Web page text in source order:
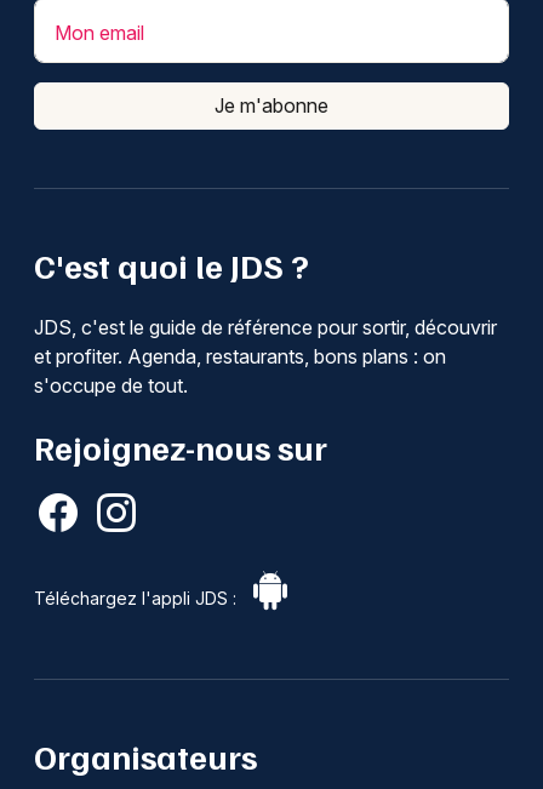
C'est quoi le JDS ?
JDS, c'est le guide de référence pour sortir, découvrir
et profiter. Agenda, restaurants, bons plans : on
s'occupe de tout.
Rejoignez-nous sur
Téléchargez l'appli JDS :
Mon email
Je m'abonne
Organisateurs